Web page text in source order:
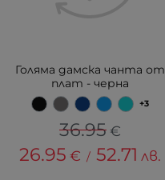
Голяма дамска чанта от
плат - черна
+3
36.95 €
26.95 € / 52.71 лв.